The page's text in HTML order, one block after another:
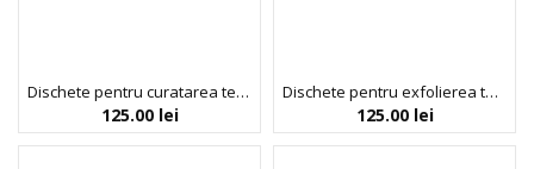
Dischete pentru curatarea tenului, cu efect exfoliant si hidratant, mild, Nightingale Daily Derma, 270 ml/ 70 dischete
125.00 lei
Dischete pentru exfolierea tenului, cu vitamina C, pantenol & ingrediente vegetale exfoliante, C-TONING Peeling Pad, Nightingale, 165 ml / 60 dischete
125.00 lei